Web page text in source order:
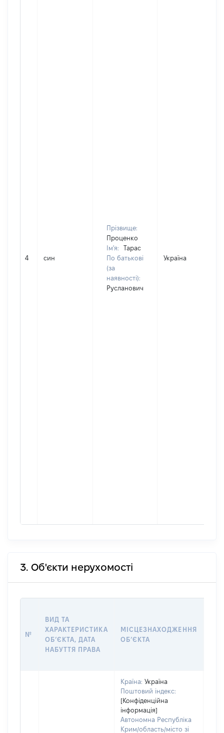
4 син
Прізвище:
Проценко
Ім'я:
Тарас
По батькові
(за
наявності):
Русланович
Україна
3. Об'єкти нерухомості
№
ВИД ТА
ХАРАКТЕРИСТИКА
ОБʼЄКТА, ДАТА
НАБУТТЯ ПРАВА
МІСЦЕЗНАХОДЖЕННЯ
ОБʼЄКТА
Країна: Україна
Поштовий індекс:
[Конфіденційна
інформація]
Автономна Республіка
Крим/область/місто зі